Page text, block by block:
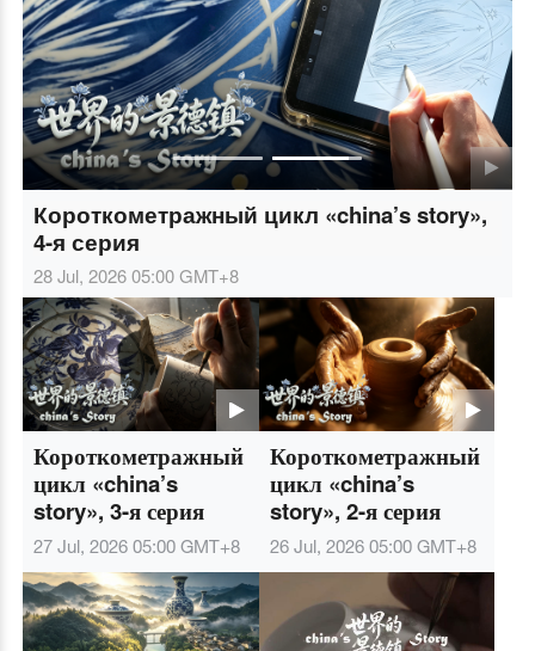
С 99-ЛЕТИЕМ ОСНОВАНИЯ НОАК
01 Aug, 2026 02:00
Короткометражный
цикл «china’s
story», 3-я серия
27 Jul, 2026 05:00GMT+8
Короткометражный
цикл «china’s
story», 2-я серия
26 Jul, 2026 05:00GMT+8